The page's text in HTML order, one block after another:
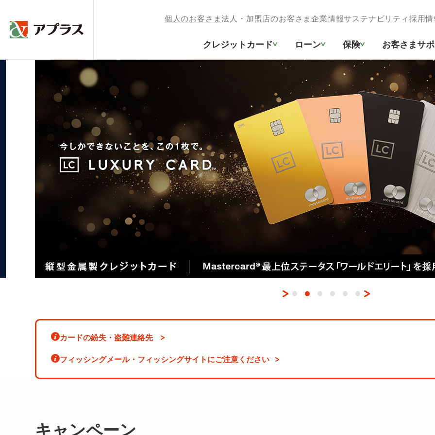
個人のお客さま法人・加盟店のお客さま企業情報サステナビリティ 採用
クレジットカード ローン 保険 お客さまサ
カードの紛失・盗難連絡先
フィッシングメール・フィッシングサイトにご注意ください
キャンペーン